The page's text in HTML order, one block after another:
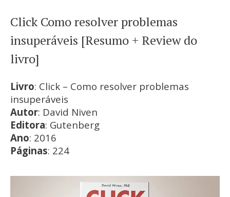
para
o
conteúdo
Click Como resolver problemas
insuperáveis [Resumo + Review do
livro]
Livro: Click – Como resolver problemas
insuperáveis
Autor: David Niven
Editora: Gutenberg
Ano: 2016
Páginas: 224